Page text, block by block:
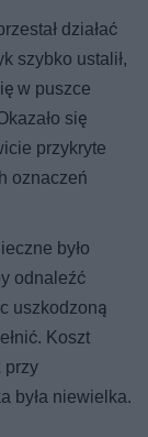
działać
szybko ustalił,
w puszce
się
przykryte
oznaczeń
było
odnaleźć
uszkodzoną
Koszt
przy
była niewielka.